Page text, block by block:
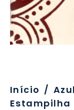
Início /
Estampilha
Formatos